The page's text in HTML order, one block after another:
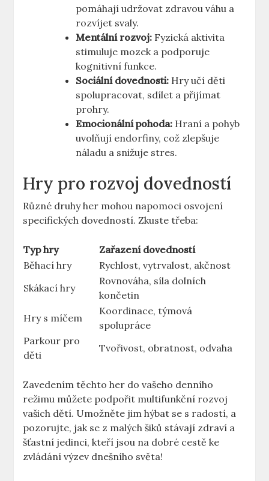
pomáhají udržovat zdravou váhu a
rozvíjet svaly.
Mentální rozvoj: Fyzická aktivita
stimuluje mozek a podporuje
kognitivní funkce.
Sociální dovednosti: Hry učí děti
spolupracovat, sdílet a přijímat
prohry.
Emocionální pohoda: Hraní a pohyb
uvolňují endorfiny, což zlepšuje
náladu a snižuje stres.
Hry pro rozvoj dovedností
Různé druhy her mohou napomoci osvojení
specifických dovedností. Zkuste třeba:
Typ hry
Zařazení dovedností
Běhací hry
Rychlost, vytrvalost, akčnost
Skákací hry
Rovnováha, síla dolních
končetin
Hry s míčem
Koordinace, týmová
spolupráce
Parkour pro
děti
Tvořivost, obratnost, odvaha
Zavedením těchto her do vašeho denního
režimu můžete podpořit multifunkční rozvoj
vašich dětí. Umožněte jim hýbat se s radostí, a
pozorujte, jak se z malých šiků stávají zdraví a
šťastní jedinci, kteří jsou na dobré cestě ke
zvládání výzev dnešního světa!